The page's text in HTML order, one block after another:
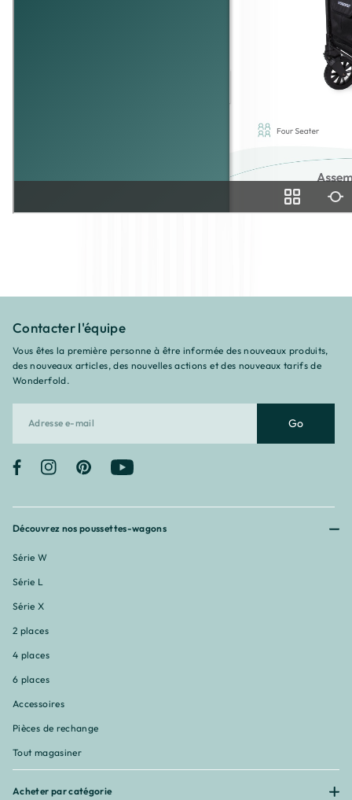
Découvrez nos poussettes-wagons
Série W
Série L
Série X
2 places
4 places
6 places
Accessoires
Pièces de rechange
Tout magasiner
Acheter par catégorie
Contacter l'équipe
Vous êtes la première personne à être informée des nouveaux produits,
des nouveaux articles, des nouvelles actions et des nouveaux tarifs de
Wonderfold.
Go
FacebookInstagramPinterest YouTube